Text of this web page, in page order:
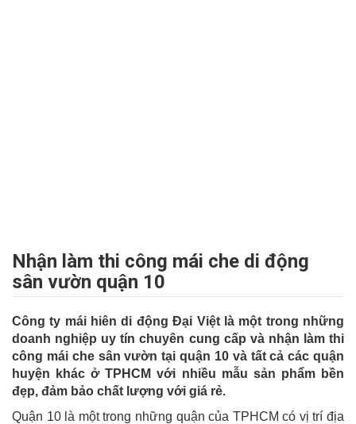
Nhận làm thi công mái che di động
sân vườn quận 10
Công ty mái hiên di động Đại Việt là một trong những
doanh nghiệp uy tín chuyên cung cấp và nhận làm thi
công mái che sân vườn tại quận 10 và tất cả các quận
huyện khác ở TPHCM với nhiều mẫu sản phẩm bền
đẹp, đảm bảo chất lượng với giá rẻ.
Quận 10 là một trong những quận của TPHCM có vị trí địa